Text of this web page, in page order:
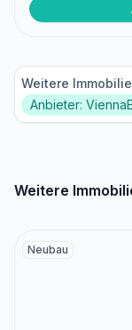
Weitere
Anbieter:
Weitere
Neubau